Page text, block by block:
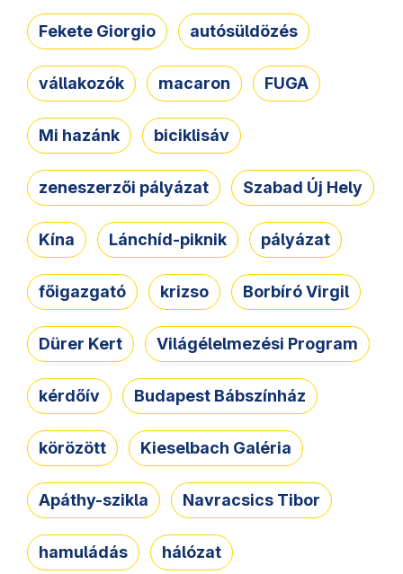
Fekete Giorgio autósüldözés
vállakozók macaron FUGA
Mi hazánk biciklisáv
zeneszerzői pályázat Szabad Új Hely
Kína Lánchíd-piknik pályázat
főigazgató krizso Borbíró Virgil
Dürer Kert Világélelmezési Program
kérdőív Budapest Bábszínház
körözött Kieselbach Galéria
Apáthy-szikla Navracsics Tibor
hamuládás hálózat